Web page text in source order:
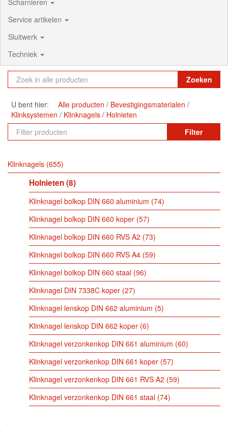
Service artikelen
Sluitwerk
Techniek
Zoeken
U bent hier: Alle producten
Bevestigingsmaterialen
Klinksystemen
Klinknagels
Holnieten
Filter
Klinknagels 655
Holnieten 8
Klinknagel bolkop DIN 660 aluminium 74
Klinknagel bolkop DIN 660 koper 57
Klinknagel bolkop DIN 660 RVS A2 73
Klinknagel bolkop DIN 660 RVS A4 59
Klinknagel bolkop DIN 660 staal 96
Klinknagel DIN 7338C koper 27
Klinknagel lenskop DIN 662 aluminium 5
Klinknagel lenskop DIN 662 koper 6
Klinknagel verzonkenkop DIN 661 aluminium 60
Klinknagel verzonkenkop DIN 661 koper 57
Klinknagel verzonkenkop DIN 661 RVS A2 59
Klinknagel verzonkenkop DIN 661 staal 74